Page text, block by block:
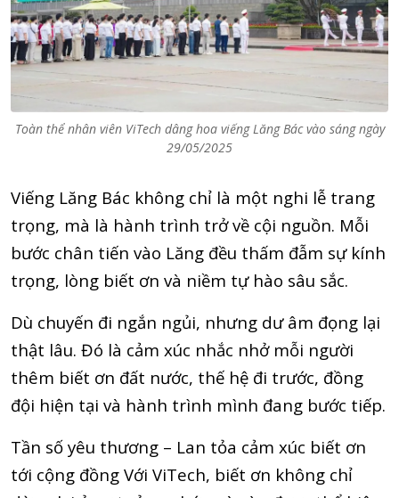
Toàn thể nhân viên ViTech dâng hoa viếng Lăng Bác vào sáng ngày
29/05/2025
Viếng Lăng Bác không chỉ là một nghi lễ trang
trọng, mà là hành trình trở về cội nguồn. Mỗi
bước chân tiến vào Lăng đều thấm đẫm sự kính
trọng, lòng biết ơn và niềm tự hào sâu sắc.
Dù chuyến đi ngắn ngủi, nhưng dư âm đọng lại
thật lâu. Đó là cảm xúc nhắc nhở mỗi người
thêm biết ơn đất nước, thế hệ đi trước, đồng
đội hiện tại và hành trình mình đang bước tiếp.
Tần số yêu thương – Lan tỏa cảm xúc biết ơn
tới cộng đồng Với ViTech, biết ơn không chỉ